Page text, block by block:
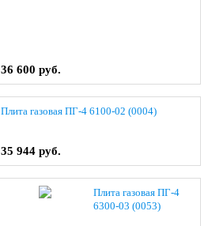
36 600 руб.
Плита газовая ПГ-4 6100-02 (0004)
35 944 руб.
Плита газовая ПГ-4
6300-03 (0053)